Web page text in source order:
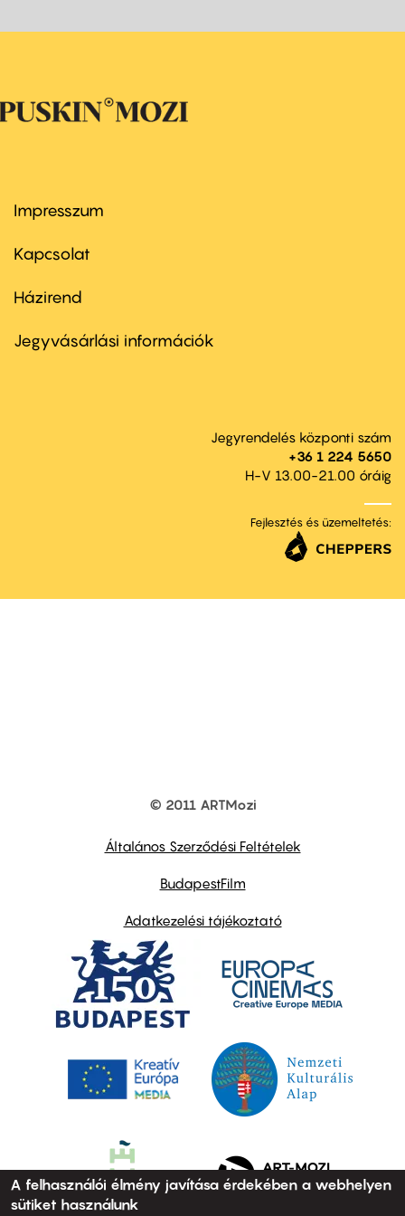
Footer
first
Impresszum
Kapcsolat
Footer
second
Házirend
Jegyvásárlási információk
Jegyrendelés központi szám
+36 1 224 5650
H-V 13.00-21.00 óráig
Fejlesztés és üzemeltetés:
© 2011 ARTMozi
Általános Szerződési Feltételek
BudapestFilm
Adatkezelési tájékoztató
A felhasználói élmény javítása érdekében a webhelyen
sütiket használunk